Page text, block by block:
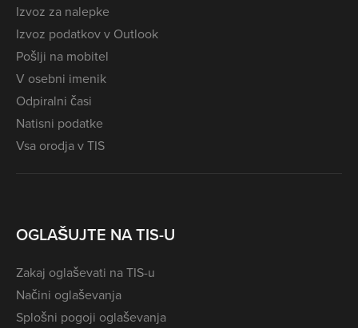
Izvoz za nalepke
Izvoz podatkov v Outlook
Pošlji na mobitel
V osebni imenik
Odpiralni časi
Natisni podatke
Vsa orodja v TIS
OGLAŠUJTE NA TIS-U
Zakaj oglaševati na TIS-u
Načini oglaševanja
Splošni pogoji oglaševanja